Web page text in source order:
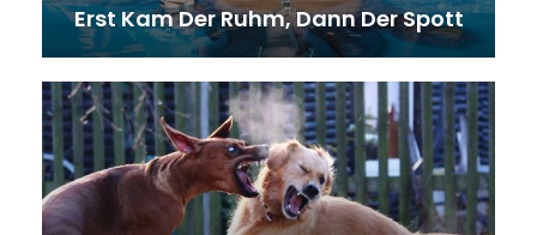
Erst Kam Der Ruhm, Dann Der Spott